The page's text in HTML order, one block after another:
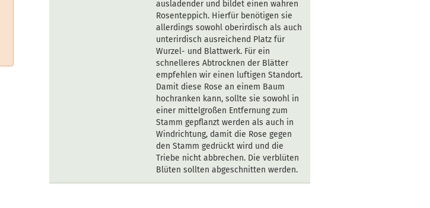
ausladender und bildet einen wahren
Rosenteppich. Hierfür benötigen sie
allerdings sowohl oberirdisch als auch
unterirdisch ausreichend Platz für
Wurzel- und Blattwerk. Für ein
schnelleres Abtrocknen der Blätter
empfehlen wir einen luftigen Standort.
Damit diese Rose an einem Baum
hochranken kann, sollte sie sowohl in
einer mittelgroßen Entfernung zum
Stamm gepflanzt werden als auch in
Windrichtung, damit die Rose gegen
den Stamm gedrückt wird und die
Triebe nicht abbrechen. Die verblüten
Blüten sollten abgeschnitten werden.